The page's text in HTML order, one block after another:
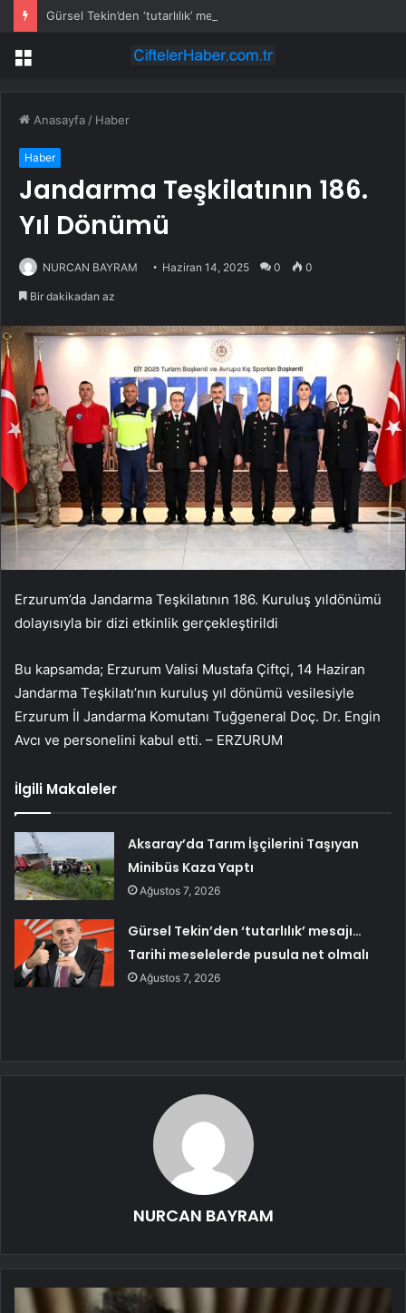
Menü
Anasayfa / Haber
Haber
Jandarma Teşkilatının 186.
Yıl Dönümü
NURCAN BAYRAM Haziran 14, 2025 0 0
Bir dakikadan az
Erzurum’da Jandarma Teşkilatının 186. Kuruluş yıldönümü
dolayısıyla bir dizi etkinlik gerçekleştirildi
Bu kapsamda; Erzurum Valisi Mustafa Çiftçi, 14 Haziran
Jandarma Teşkilatı’nın kuruluş yıl dönümü vesilesiyle
Erzurum İl Jandarma Komutanı Tuğgeneral Doç. Dr. Engin
Avcı ve personelini kabul etti. – ERZURUM
İlgili Makaleler
Aksaray’da Tarım İşçilerini Taşıyan
Minibüs Kaza Yaptı
Ağustos 7, 2026
Gürsel Tekin’den ‘tutarlılık’ mesajı…
Tarihi meselelerde pusula net olmalı
Ağustos 7, 2026
NURCAN BAYRAM